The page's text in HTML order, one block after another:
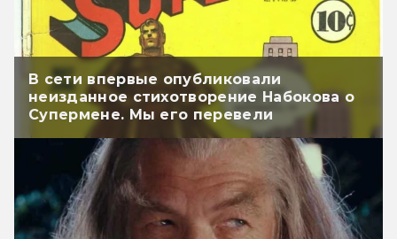
В сети впервые опубликовали
неизданное стихотворение Набокова о
Супермене. Мы его перевели